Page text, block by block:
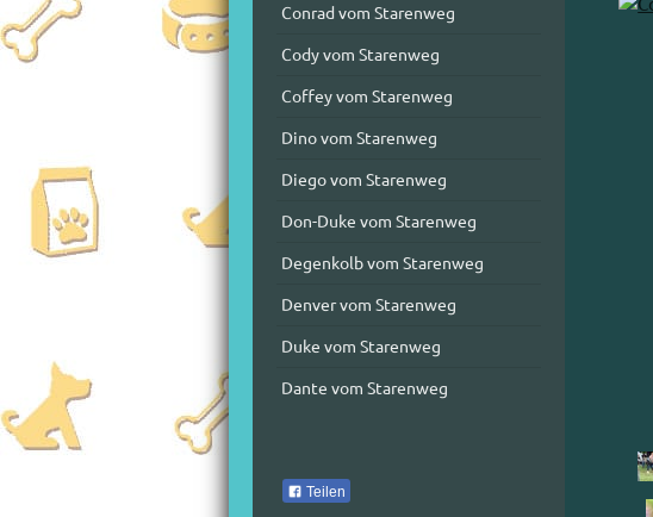
Conrad vom Starenweg
Cody vom Starenweg
Coffey vom Starenweg
Dino vom Starenweg
Diego vom Starenweg
Don-Duke vom Starenweg
Degenkolb vom Starenweg
Denver vom Starenweg
Duke vom Starenweg
Dante vom Starenweg
Teilen